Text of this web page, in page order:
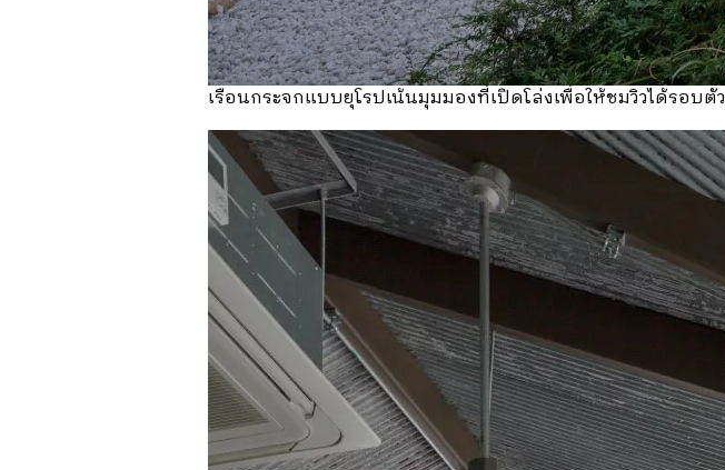
เรือนกระจกแบบยุโรปเน้นมุมมองที่เปิดโล่งเพื่อให้ชมวิวได้รอบตัว